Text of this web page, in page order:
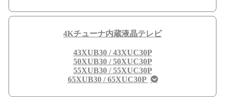
4Kチューナ内蔵液晶テレビ
43XUB30 / 43XUC30P
50XUB30 / 50XUC30P
55XUB30 / 55XUC30P
65XUB30 / 65XUC30P